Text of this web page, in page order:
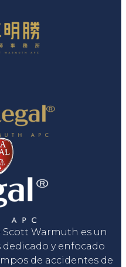
Warmuth es un
y enfocado
de accidentes de